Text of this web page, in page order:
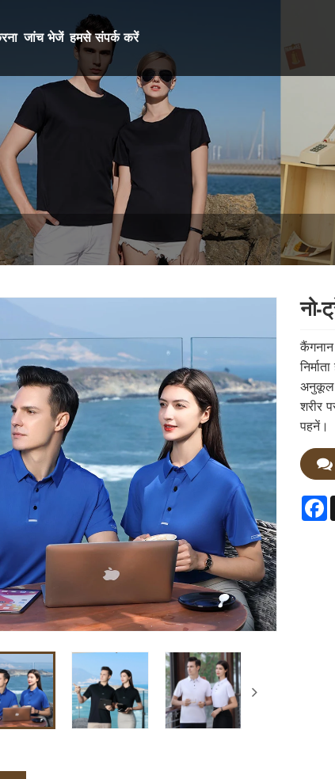
जांच भेजें हमसे संपर्क करें
नो-
कैंगनान
अनुकूल
शरीर
पहनें।